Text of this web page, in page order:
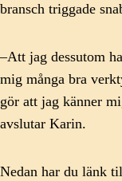
bransch triggade
–Att jag dessutom
mig många bra
gör att jag känner
avslutar Karin.
Nedan har du länk